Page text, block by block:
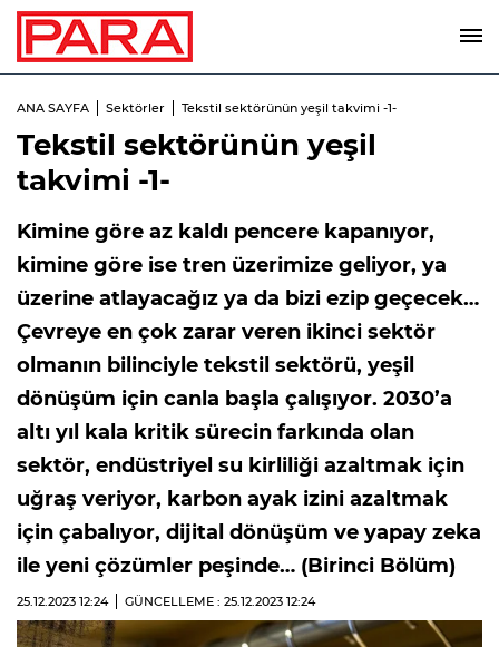
ANA SAYFA Sektörler Tekstil sektörünün yeşil takvimi -1-
Tekstil sektörünün yeşil
takvimi -1-
Kimine göre az kaldı pencere kapanıyor,
kimine göre ise tren üzerimize geliyor, ya
üzerine atlayacağız ya da bizi ezip geçecek…
Çevreye en çok zarar veren ikinci sektör
olmanın bilinciyle tekstil sektörü, yeşil
dönüşüm için canla başla çalışıyor. 2030’a
altı yıl kala kritik sürecin farkında olan
sektör, endüstriyel su kirliliği azaltmak için
uğraş veriyor, karbon ayak izini azaltmak
için çabalıyor, dijital dönüşüm ve yapay zeka
ile yeni çözümler peşinde… (Birinci Bölüm)
25.12.2023 12:24 GÜNCELLEME : 25.12.2023 12:24